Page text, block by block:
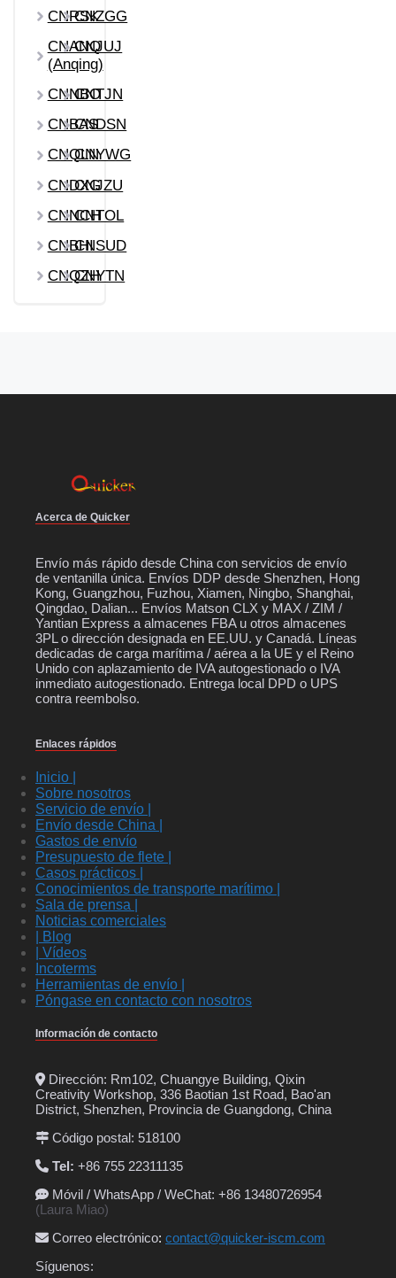
CNRSKCNZGG
CNANQ
(Anqing)
CNJUJ
CNNBO
CNTJN
CNBASCNDSN
CNQLNCNYWG
CNDXG
CNJZU
CNNCHCNTOL
CNBHICNSUD
CNQZHCNYTN
Acerca de Quicker
Envío más rápido desde China con servicios de envío
de ventanilla única. Envíos DDP desde Shenzhen, Hong
Kong, Guangzhou, Fuzhou, Xiamen, Ningbo, Shanghai,
Qingdao, Dalian... Envíos Matson CLX y MAX / ZIM /
Yantian Express a almacenes FBA u otros almacenes
3PL o dirección designada en EE.UU. y Canadá. Líneas
dedicadas de carga marítima / aérea a la UE y el Reino
Unido con aplazamiento de IVA autogestionado o IVA
inmediato autogestionado. Entrega local DPD o UPS
contra reembolso.
Enlaces rápidos
Inicio |
Sobre nosotros
Servicio de envío |
Envío desde China |
Gastos de envío
Presupuesto de flete |
Casos prácticos |
Conocimientos de transporte marítimo |
Sala de prensa |
Noticias comerciales
| Blog
| Vídeos
Incoterms
Herramientas de envío |
Póngase en contacto con nosotros
Información de contacto
Dirección: Rm102, Chuangye Building, Qixin
Creativity Workshop, 336 Baotian 1st Road, Bao'an
District, Shenzhen, Provincia de Guangdong, China
Código postal: 518100
Tel: +86 755 22311135
Móvil / WhatsApp / WeChat: +86 13480726954
(Laura Miao)
Correo electrónico: contact@quicker-iscm.com
Síguenos: